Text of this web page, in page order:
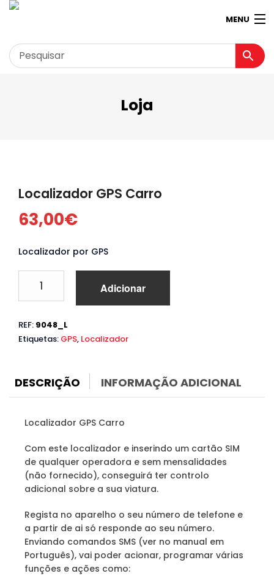
MENU
Garagem
Loja Virtual 360º
Loja
Localizador GPS Carro
63,00€
Localizador por GPS
Localizador
Carro
Adicionar
REF: 9048_L
Etiquetas: GPS, Localizador
DESCRIÇÃO INFORMAÇÃO ADICIONAL
Localizador GPS Carro
Com este localizador e inserindo um cartão SIM
de qualquer operadora e sem mensalidades
(não fornecido), conseguirá ter controlo
adicional sobre a sua viatura.
Regista no aparelho o seu número de telefone e
a partir de ai só responde ao seu número.
Enviando comandos SMS (ver no manual em
Português), vai poder acionar, programar várias
funções e ações como: